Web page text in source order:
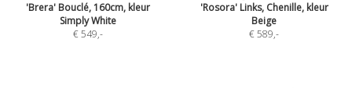
'Brera' Bouclé, 160cm, kleur
Simply White
€ 549,-
'Rosora' Links, Chenille, kleur
Beige
€ 589,-